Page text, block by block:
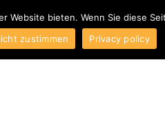
Kontakt AGB Impressum
bieten. Wenn Sie diese
zustimmen Privacy policy